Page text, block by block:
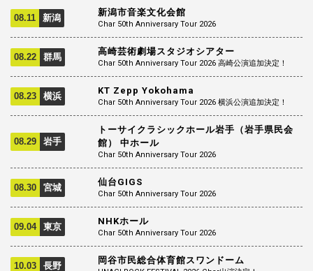
08.11 新潟 新潟市音楽文化会館
Char 50th Anniversary Tour 2026
08.22 群馬 高崎芸術劇場スタジオシアター
Char 50th Anniversary Tour 2026 高崎公演追加決定！
08.23 横浜 KT Zepp Yokohama
Char 50th Anniversary Tour 2026 横浜公演追加決定！
08.29 岩手
トーサイクラシックホール岩手（岩手県民会
館） 中ホール
Char 50th Anniversary Tour 2026
08.30 宮城 仙台GIGS
Char 50th Anniversary Tour 2026
09.04 東京 NHKホール
Char 50th Anniversary Tour 2026
10.03 長野 岡谷市民総合体育館スワンドーム